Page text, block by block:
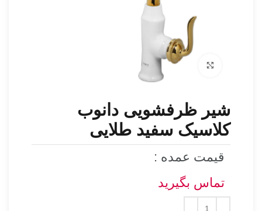
برای بزرگنمایی کلیک کنید
شیر ظرفشویی دانوب
کلاسیک سفید طلایی
قیمت عمده :
تماس بگیرید